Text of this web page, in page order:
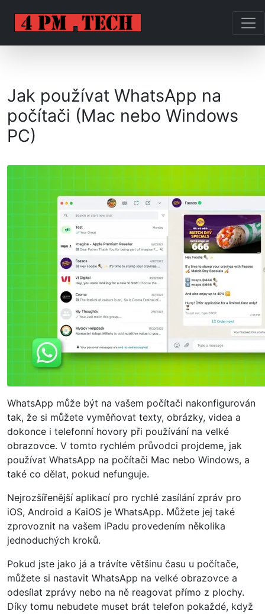
Jak používat WhatsApp na
počítači (Mac nebo Windows
PC)
WhatsApp může být na vašem počítači nakonfigurován
tak, že si můžete vyměňovat texty, obrázky, videa a
dokonce i telefonní hovory při používání na velké
obrazovce. V tomto rychlém průvodci projdeme, jak
používat WhatsApp na počítači Mac nebo Windows, a
také co dělat, pokud nefunguje.
Nejrozšířenější aplikací pro rychlé zasílání zpráv pro
iOS, Android a KaiOS je WhatsApp. Můžete jej také
zprovoznit na vašem iPadu provedením několika
jednoduchých kroků.
Pokud jste jako já a trávíte většinu času u počítače,
můžete si nastavit WhatsApp na velké obrazovce a
odesílat zprávy nebo na ně reagovat přímo z plochy.
Díky tomu nebudete muset brát telefon pokaždé, když